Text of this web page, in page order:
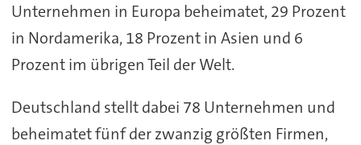
Unternehmen in Europa beheimatet, 29 Prozent
in Nordamerika, 18 Prozent in Asien und 6
Prozent im übrigen Teil der Welt.
Deutschland stellt dabei 78 Unternehmen und
beheimatet fünf der zwanzig größten Firmen,